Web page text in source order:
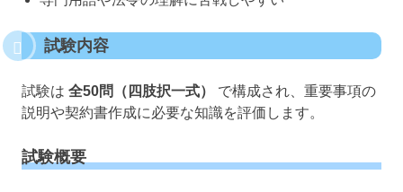
試験内容
試験は 全50問（四肢択一式）
で構成され、重要事項の
説明や契約書作成に必要な知識を評価します。
試験概要